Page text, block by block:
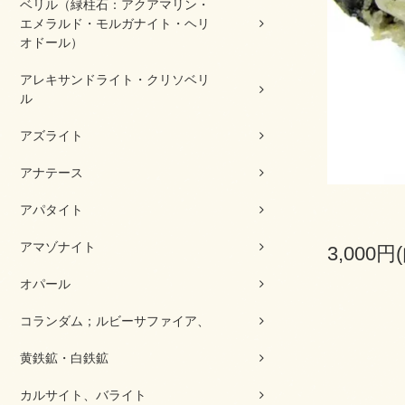
ベリル（緑柱石：アクアマリン・
エメラルド・モルガナイト・ヘリ
オドール）
アレキサンドライト・クリソベリ
ル
アズライト
アナテース
アパタイト
アマゾナイト
オパール
コランダム；ルビーサファイア、
黄鉄鉱・白鉄鉱
カルサイト、バライト
3,000円